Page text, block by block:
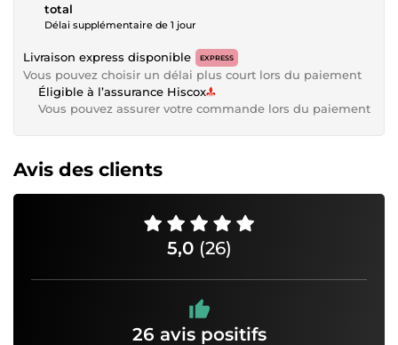
total
Délai supplémentaire de 1 jour
Livraison express disponible EXPRESS
Vous pouvez choisir un délai plus court lors du paiement
Éligible à l’assurance Hiscox
Vous pouvez assurer votre commande lors du paiement
Avis des clients
5,0 (26)
26 avis positifs